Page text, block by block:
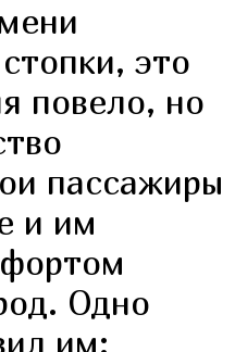
это
повело, но
пассажиры
и им
Одно
им: